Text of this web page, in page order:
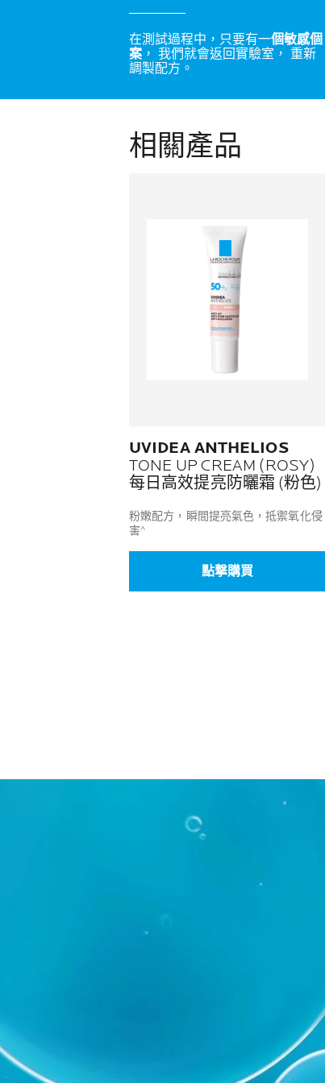
在測試過程中，只要有一個敏感個
案 ， 我們就會返回實驗室， 重新
調製配方。
相關產品
UVIDEA ANTHELIOS
TONE UP CREAM (ROSY)
每日高效提亮防曬霜 (粉色)
粉嫩配方，瞬間提亮氣色，抵禦氧化侵
害^
點撃購買